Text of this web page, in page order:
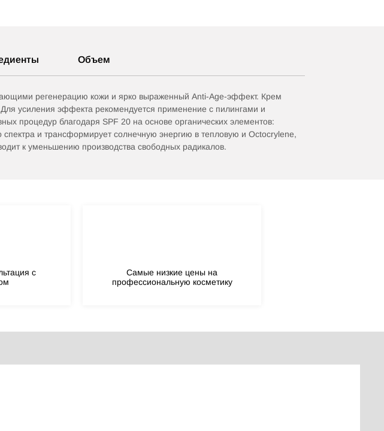
Объем
регенерацию кожи и ярко выраженный Аnti-Аge-эффект. Крем
усиления эффекта рекомендуется применение с пилингами и
процедур благодаря SPF 20 на основе органических элементов:
и трансформирует солнечную энергию в тепловую и Octocrylene,
к уменьшению производства свободных радикалов.
с
Самые низкие цены на
профессиональную косметику